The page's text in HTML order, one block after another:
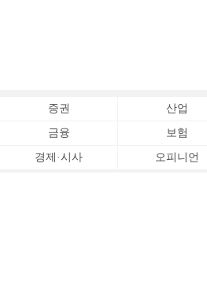
증권 산업
금융 보험
경제·시사 오피니언